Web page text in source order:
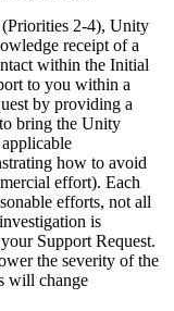
(Priorities 2-4), Unity
receipt of a
within the Initial
to you within a
by providing a
bring the Unity
how to avoid
effort). Each
efforts, not all
is
Support Request.
the severity of the
will change